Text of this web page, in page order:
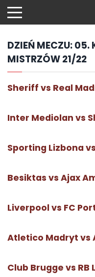
hdo
treści
DZIEŃ MECZU:05.
MISTRZÓW 21/22
Sheriff vs Real
Inter Mediolan vs
Sporting Lizbona
Besiktas vs Ajax
Liverpool vs FC
Atletico Madryt vs
Club Brugge vs RB